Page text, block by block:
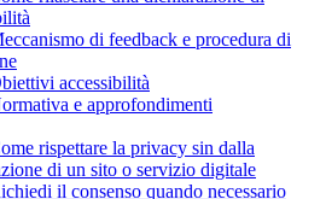
di feedback e procedura di
accessibilità
e approfondimenti
rispettare la privacy sin dalla
di un sito o servizio digitale
il consenso quando necessario